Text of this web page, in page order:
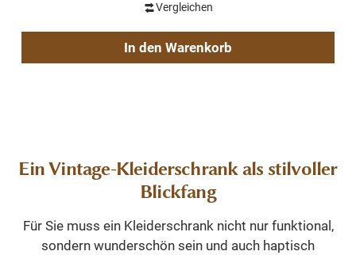
Vergleichen
In den Warenkorb
Ein Vintage-Kleiderschrank als stilvoller
Blickfang
Für Sie muss ein Kleiderschrank nicht nur funktional,
sondern wunderschön sein und auch haptisch